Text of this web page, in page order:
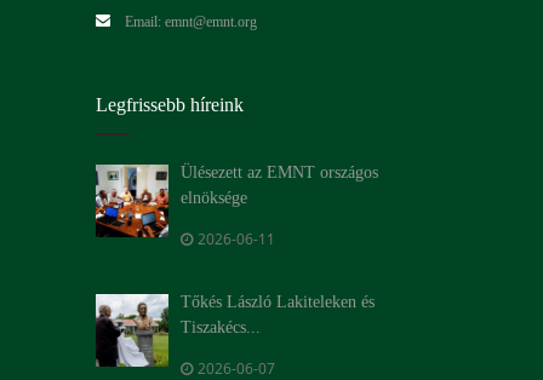
Email: emnt@emnt.org
Legfrissebb híreink
Ülésezett az EMNT országos
elnöksége
2026-06-11
Tőkés László Lakiteleken és
Tiszakécs...
2026-06-07